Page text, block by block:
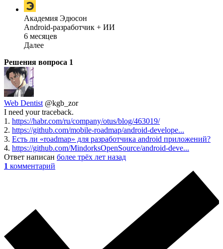
Академия Эдюсон
Android-разработчик + ИИ
6 месяцев
Далее
Решения вопроса 1
Web Dentist @kgb_zor
I need your traceback.
1. https://habr.com/ru/company/otus/blog/463019/
2. https://github.com/mobile-roadmap/android-develope...
3. Есть ли «roadmap» для разработчика android приложений?
4. https://github.com/MindorksOpenSource/android-deve...
Ответ написан более трёх лет назад
1 комментарий